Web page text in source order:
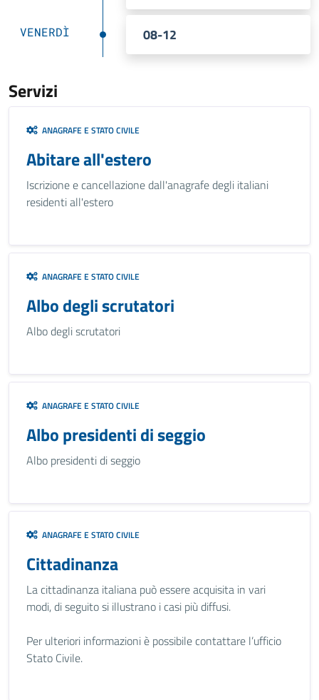
VENERDÌ 08-12
Servizi
ANAGRAFE E STATO CIVILE
Abitare all'estero
Iscrizione e cancellazione dall'anagrafe degli italiani
residenti all'estero
ANAGRAFE E STATO CIVILE
Albo degli scrutatori
Albo degli scrutatori
ANAGRAFE E STATO CIVILE
Albo presidenti di seggio
Albo presidenti di seggio
ANAGRAFE E STATO CIVILE
Cittadinanza
La cittadinanza italiana può essere acquisita in vari
modi, di seguito si illustrano i casi più diffusi.
Per ulteriori informazioni è possibile contattare l’ufficio
Stato Civile.